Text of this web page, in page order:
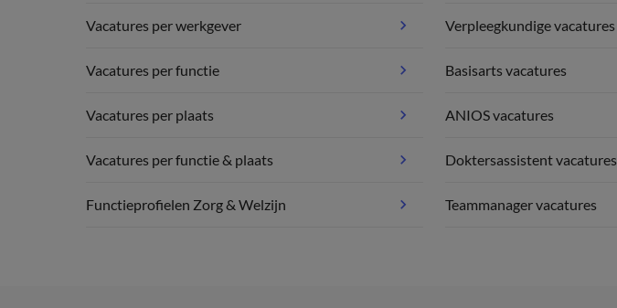
Vacatures per werkgever
Vacatures per functie
Vacatures per plaats
Vacatures per functie & plaats
Functieprofielen Zorg & Welzijn
Verpleegkundige vacatures
Basisarts vacatures
ANIOS vacatures
Doktersassistent vacatures
Teammanager vacatures